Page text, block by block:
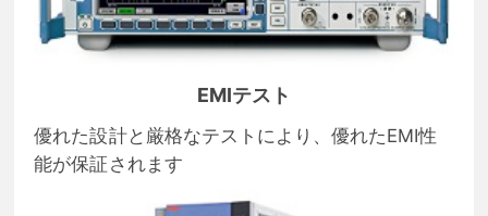
EMIテスト
優れた設計と厳格なテストにより、優れたEMI性
能が保証されます